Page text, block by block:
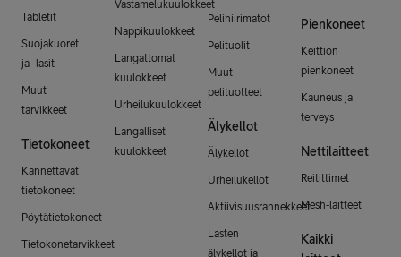
Tabletit
Suojakuoret
ja -lasit
Muut
tarvikkeet
Tietokoneet
Kannettavat
tietokoneet
Pöytätietokoneet
Tietokonetarvikkeet
Vastamelukuulokkeet
Nappikuulokkeet
Langattomat
kuulokkeet
Urheilukuulokkeet
Langalliset
kuulokkeet
Pelihiirimatot
Pelituolit
Muut
pelituotteet
Älykellot
Älykellot
Urheilukellot
Aktiivisuusrannekkeet
Lasten
älykellot ja
Pienkoneet
Keittiön
pienkoneet
Kauneus ja
terveys
Nettilaitteet
Reitittimet
Mesh-laitteet
Kaikki